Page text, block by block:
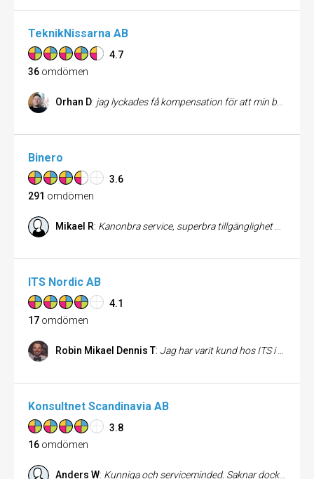
TeknikNissarna AB
4.7
36 omdömen
Orhan D: jag lyckades få kompensation för att min boxer inte hade fungerat som lovat under flera månader.de tusenlapparna tar jag glatt emot.tekniknissarna har verkligen en hög kompentes i vad de håller på med..orhan
Binero
3.6
291 omdömen
Mikael R: Kanonbra service, superbra tillgänglighet och support
ITS Nordic AB
4.1
17 omdömen
Robin Mikael Dennis T: Jag har varit kund hos ITS i snart 3st leasingperioder över 7år. Det har aldrig varit tal om att byta leverantör. Vi har haft 1-3st olika maskiner som näst intill alltid gått felfritt. När något strulat har det berott på handhavande fel, eller billigt papper ;). Bara ringa och teknikerna kommer som ett skott, löser allt - bra service! Till skillnad från tidigare omdöme här känner jag inte alls igen beskrivningen. Jag rekommenderar starkt ITS för den som vill ha en professionell partner och pålitlig drift med hög servicekänsla.
Konsultnet Scandinavia AB
3.8
16 omdömen
Anders W: Kunniga och serviceminded. Saknar dock Bertil Hass som konsult.